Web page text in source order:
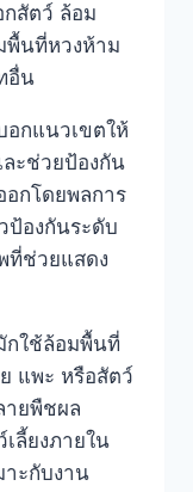
สัตว์ ล้อม
พื้นที่หวงห้าม
อื่น
กแนวเขตให้
ะช่วยป้องกัน
กโดยพลการ
ป้องกันระดับ
ที่ช่วยแสดง
กใช้ล้อมพื้นที่
แพะ หรือสัตว์
ายพืชผล
ลี้ยงภายใน
ะกับงาน